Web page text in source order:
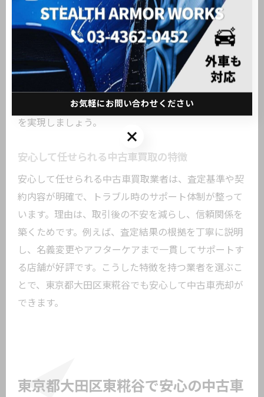
査定額アップを目指すには、交渉時に車両の整備履歴
や付属品をアピールするのが効果的です。理由は、プ
ラス査定になる要素を具体的に示せるからです。例え
ば、定期点検記録や純正パーツの有無を明示すること
で、業者側も高評価しやすくなります。こうした交渉
術を活用し、東京都大田区東糀谷で最適な中古車買取
を実現しましょう。
安心して任せられる中古車買取の特徴
安心して任せられる中古車買取業者は、査定基準や契
約内容が明確で、トラブル時のサポート体制が整って
います。理由は、取引後の不安を減らし、信頼関係を
築くためです。例えば、査定結果の根拠を丁寧に説明
し、名義変更やアフターケアまで一貫してサポートす
る店舗が好評です。こうした特徴を持つ業者を選ぶこ
とで、東京都大田区東糀谷でも安心して中古車売却が
できます。
東京都大田区東糀谷で安心の中古車
お気軽にお問い合わせください
お気軽にお問い合わせください